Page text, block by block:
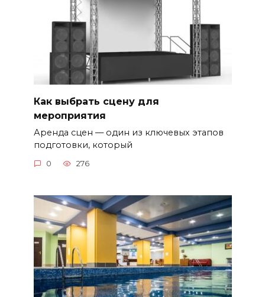
Как выбрать сцену для
мероприятия
Аренда сцен — один из ключевых этапов
подготовки, который
0 276